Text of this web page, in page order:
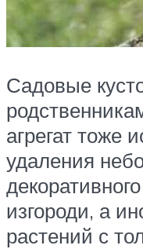
Садовые
агрегат тоже
удаления
изгороди, а
растений с